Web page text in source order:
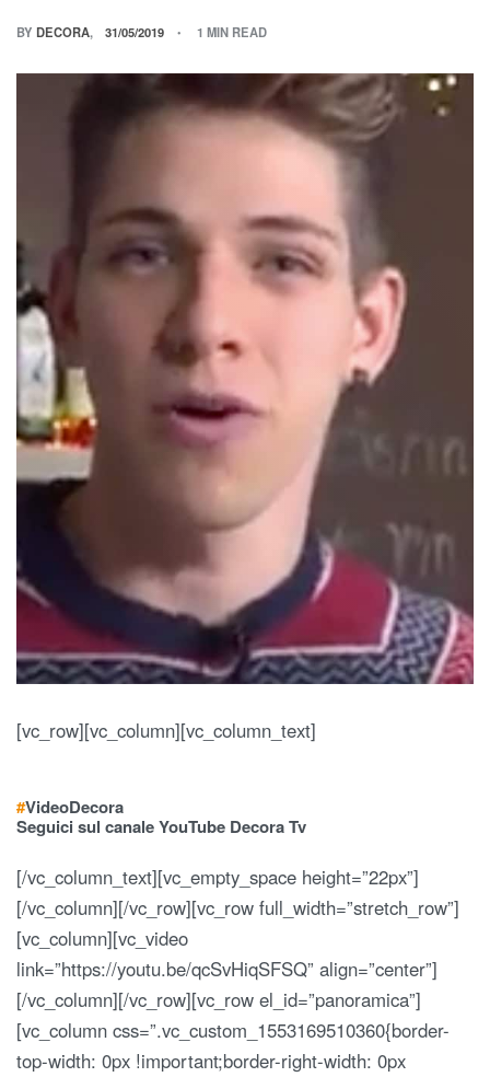
BY DECORA 31/05/2019 1 MIN READ
[vc_row][vc_column][vc_column_text]
#VideoDecora
Seguici sul canale YouTube Decora Tv
[/vc_column_text][vc_empty_space height=”22px”]
[/vc_column][/vc_row][vc_row full_width=”stretch_row”]
[vc_column][vc_video
link=”https://youtu.be/qcSvHiqSFSQ” align=”center”]
[/vc_column][/vc_row][vc_row el_id=”panoramica”]
[vc_column css=”.vc_custom_1553169510360{border-
top-width: 0px !important;border-right-width: 0px